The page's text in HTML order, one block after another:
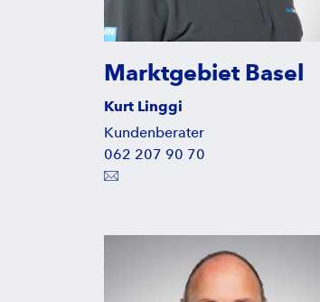
Marktgebiet Basel
Kurt Linggi
Kundenberater
062 207 90 70